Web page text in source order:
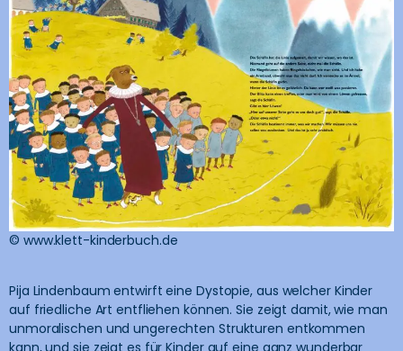
© www.klett-kinderbuch.de
Pija Lindenbaum entwirft eine Dystopie, aus welcher Kinder
auf friedliche Art entfliehen können. Sie zeigt damit, wie man
unmoralischen und ungerechten Strukturen entkommen
kann, und sie zeigt es für Kinder auf eine ganz wunderbar